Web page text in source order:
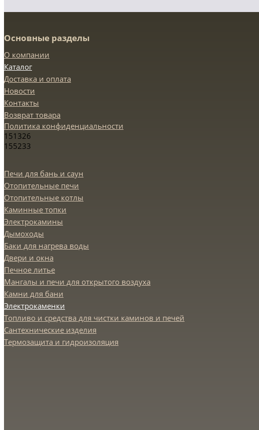
Основные разделы
О компании
Каталог
Доставка и оплата
Новости
Контакты
Возврат товара
Политика конфиденциальности
151326
155233
Печи для бань и саун
Отопительные печи
Отопительные котлы
Каминные топки
Электрокамины
Дымоходы
Баки для нагрева воды
Двери и окна
Печное литье
Мангалы и печи для открытого воздуха
Камни для бани
Электрокаменки
Топливо и средства для чистки каминов и печей
Сантехнические изделия
Термозащита и гидроизоляция